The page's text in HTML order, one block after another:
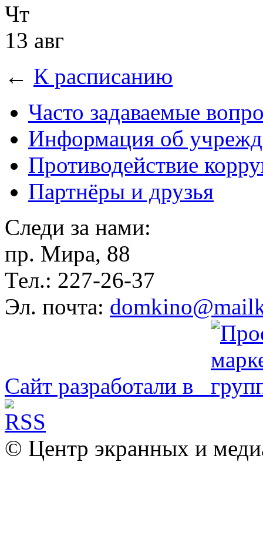
Чт
13 авг
← К расписанию
Часто задаваемые
Информация об
Противодействие
Партнёры и друзья
Следи за нами:
пр. Мира, 88
Тел.: 227-26-37
Эл. почта:
Сайт разработали в
© Центр экранных и